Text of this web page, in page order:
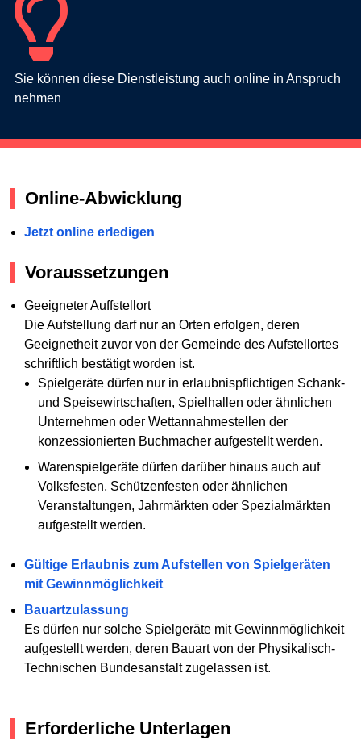
Sie können diese Dienstleistung auch online in Anspruch
nehmen
Online-Abwicklung
Jetzt online erledigen
Voraussetzungen
Geeigneter Auffstellort
Die Aufstellung darf nur an Orten erfolgen, deren
Geeignetheit zuvor von der Gemeinde des Aufstellortes
schriftlich bestätigt worden ist.
Spielgeräte dürfen nur in erlaubnispflichtigen Schank-
und Speisewirtschaften, Spielhallen oder ähnlichen
Unternehmen oder Wettannahmestellen der
konzessionierten Buchmacher aufgestellt werden.
Warenspielgeräte dürfen darüber hinaus auch auf
Volksfesten, Schützenfesten oder ähnlichen
Veranstaltungen, Jahrmärkten oder Spezialmärkten
aufgestellt werden.
Gültige Erlaubnis zum Aufstellen von Spielgeräten
mit Gewinnmöglichkeit
Bauartzulassung
Es dürfen nur solche Spielgeräte mit Gewinnmöglichkeit
aufgestellt werden, deren Bauart von der Physikalisch-
Technischen Bundesanstalt zugelassen ist.
Erforderliche Unterlagen